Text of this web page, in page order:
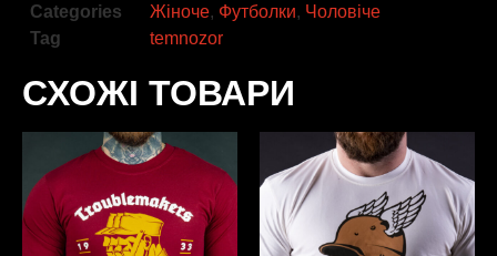
Categories Жіноче, Футболки, Чоловіче
Tag
temnozor
СХОЖІ ТОВАРИ